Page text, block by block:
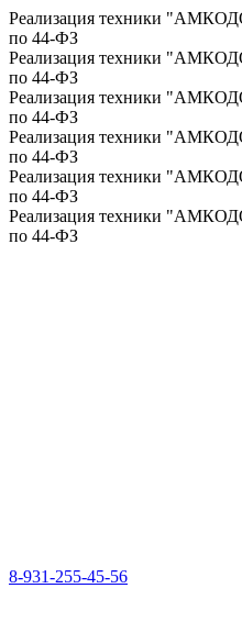
Реализация техники
по 44-ФЗ
Реализация техники
по 44-ФЗ
Реализация техники
по 44-ФЗ
Реализация техники
по 44-ФЗ
Реализация техники
по 44-ФЗ
Реализация техники
по 44-ФЗ
8-931-255-45-56